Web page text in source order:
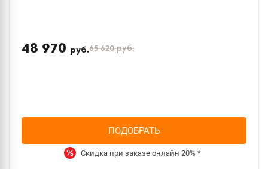
48 970 руб.65 620руб.
ПОДОБРАТЬ
Скидка при заказе онлайн 20% *